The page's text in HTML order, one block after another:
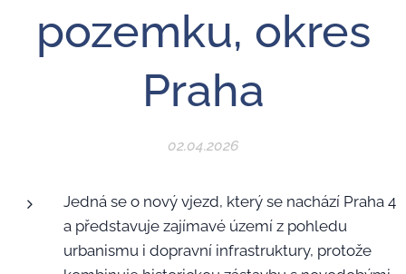
pozemku, okres
Praha
02.04.2026
Jedná se o nový vjezd, který se nachází Praha 4
a představuje zajímavé území z pohledu
urbanismu i dopravní infrastruktury, protože